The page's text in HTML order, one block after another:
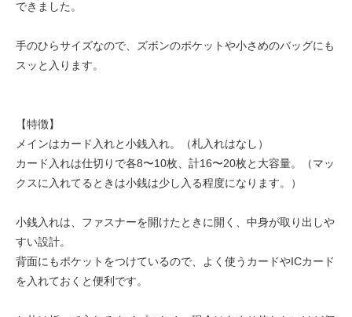
できました。
手のひらサイズなので、ズボンのポケットや小さめのバッグにも
スッと入ります。
【特徴】
メインはカード入れと小銭入れ。（札入れはなし）
カード入れは仕切りで各8〜10枚、計16〜20枚と大容量。（マッ
クスに入れてるときは小銭は少し入る程度になります。）
小銭入れは、ファスナーを開けたときに開く、中身が取り出しや
すい設計。
背面にもポケットをつけているので、よく使うカードやICカード
を入れておくと便利です。